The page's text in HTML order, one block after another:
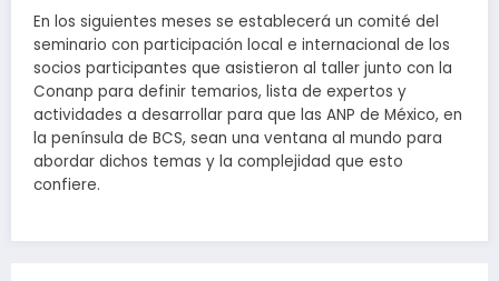
En los siguientes meses se establecerá un comité del
seminario con participación local e internacional de los
socios participantes que asistieron al taller junto con la
Conanp para definir temarios, lista de expertos y
actividades a desarrollar para que las ANP de México, en
la península de BCS, sean una ventana al mundo para
abordar dichos temas y la complejidad que esto
confiere.